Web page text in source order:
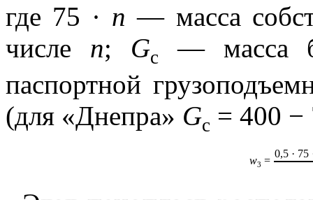
где 75 · n — масса
числе n; Gс
— масса
паспортной
(для «Днепра» Gс = 400 −
w3 =
0,5 · 75